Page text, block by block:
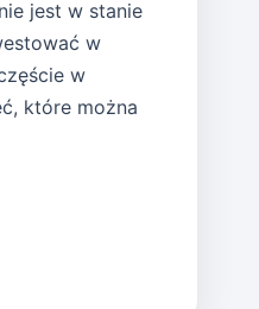
jest w stanie
w
w
które można